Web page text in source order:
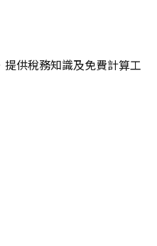
供稅務知識及免費計算工